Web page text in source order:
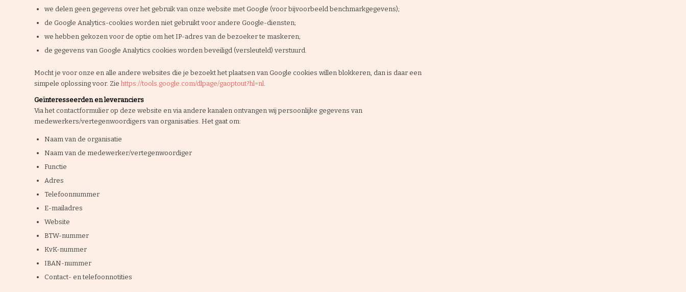
we delen geen gegevens over het gebruik van onze website met Google (voor bijvoorbeeld benchmarkgegevens);
de Google Analytics-cookies worden niet gebruikt voor andere Google-diensten;
we hebben gekozen voor de optie om het IP-adres van de bezoeker te maskeren;
de gegevens van Google Analytics cookies worden beveiligd (versleuteld) verstuurd.
Mocht je voor onze en alle andere websites die je bezoekt het plaatsen van Google cookies willen blokkeren, dan is daar een
simpele oplossing voor. Zie https://tools.google.com/dlpage/gaoptout?hl=nl.
Geïnteresseerden en leveranciers
Via het contactformulier op deze website en via andere kanalen ontvangen wij persoonlijke gegevens van
medewerkers/vertegenwoordigers van organisaties. Het gaat om:
Naam van de organisatie
Naam van de medewerker/vertegenwoordiger
Functie
Adres
Telefoonnummer
E-mailadres
Website
BTW-nummer
KvK-nummer
IBAN-nummer
Contact- en telefoonnotities